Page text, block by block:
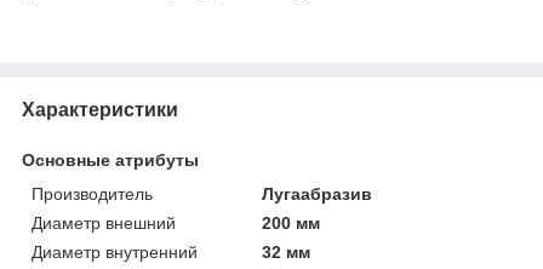
Характеристики
Основные атрибуты
Производитель
Лугаабразив
Диаметр внешний
200 мм
Диаметр внутренний
32 мм